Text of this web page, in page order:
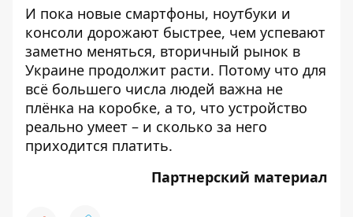
И пока новые смартфоны, ноутбуки и
консоли дорожают быстрее, чем успевают
заметно меняться, вторичный рынок в
Украине продолжит расти. Потому что для
всё большего числа людей важна не
плёнка на коробке, а то, что устройство
реально умеет – и сколько за него
приходится платить.
Партнерский материал